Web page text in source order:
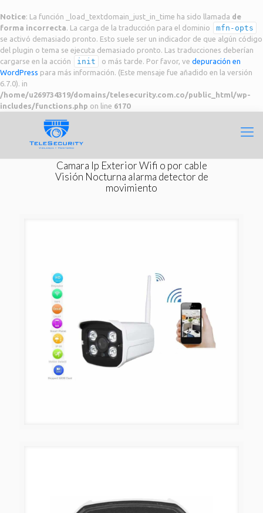
Notice: La función _load_textdomain_just_in_time ha sido llamada de
forma incorrecta. La carga de la traducción para el dominio mfn-opts
se activó demasiado pronto. Esto suele ser un indicador de que algún código
del plugin o tema se ejecuta demasiado pronto. Las traducciones deberían
cargarse en la acción
init o más tarde. Por favor, ve depuración en
WordPress para más información. (Este mensaje fue añadido en la versión
6.7.0). in
/home/u269734319/domains/telesecurity.com.co/public_html/wp-
includes/functions.php on line 6170
Camara Ip Exterior Wifi o por cable
Visión Nocturna alarma detector de
movimiento